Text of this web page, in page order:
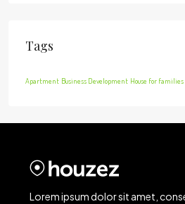
Tags
Apartment Business Development House for families
Lorem ipsum dolor sit amet,